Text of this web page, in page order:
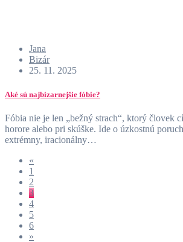
Jana
Bizár
25. 11. 2025
Aké sú najbizarnejšie fóbie?
Fóbia nie je len „bežný strach“, ktorý človek
horore alebo pri skúške. Ide o úzkostnú
extrémny, iracionálny…
«
1
2
3
4
5
6
»